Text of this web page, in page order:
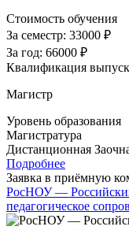
Стоимость обучения
За семестр: 33000 ₽
За год: 66000 ₽
Квалификация
Магистр
Уровень образования
Магистратура
Дистанционная
Подробнее
Заявка в приёмную
РосНОУ —
педагогическое